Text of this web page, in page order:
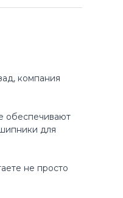
компания
обеспечивают
для
не просто